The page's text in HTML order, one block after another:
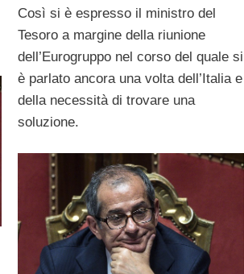
Così si è espresso il ministro del
Tesoro a margine della riunione
dell’Eurogruppo nel corso del quale si
è parlato ancora una volta dell’Italia e
della necessità di trovare una
soluzione.